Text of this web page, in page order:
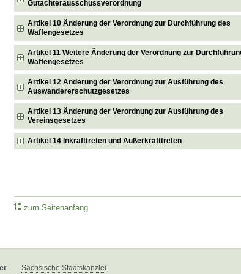
Gutachterausschussverordnung
Artikel 10 Änderung der Verordnung zur Durchführung des
Waffengesetzes
Artikel 11 Weitere Änderung der Verordnung zur
Waffengesetzes
Artikel 12 Änderung der Verordnung zur Ausführung des
Auswandererschutzgesetzes
Artikel 13 Änderung der Verordnung zur Ausführung des
Vereinsgesetzes
Artikel 14 Inkrafttreten und Außerkrafttreten
zum Seitenanfang
Sächsische Staatskanzlei